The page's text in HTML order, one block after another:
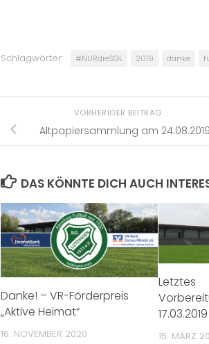
Schlagwörter: #NURdieSGL 2019 danke
VORHERIGER BEITRAG
Altpapiersammlung am 24.08.2019
DAS KÖNNTE DICH AUCH
Danke! – VR-Förderpreis
„Aktive Heimat“
16. NOVEMBER 2020
Letztes
17.03.2019
15. MÄRZ